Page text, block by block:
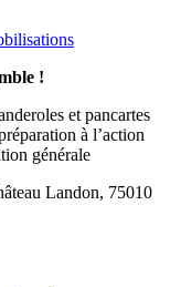
!
et pancartes
à l’action
générale
Landon, 75010